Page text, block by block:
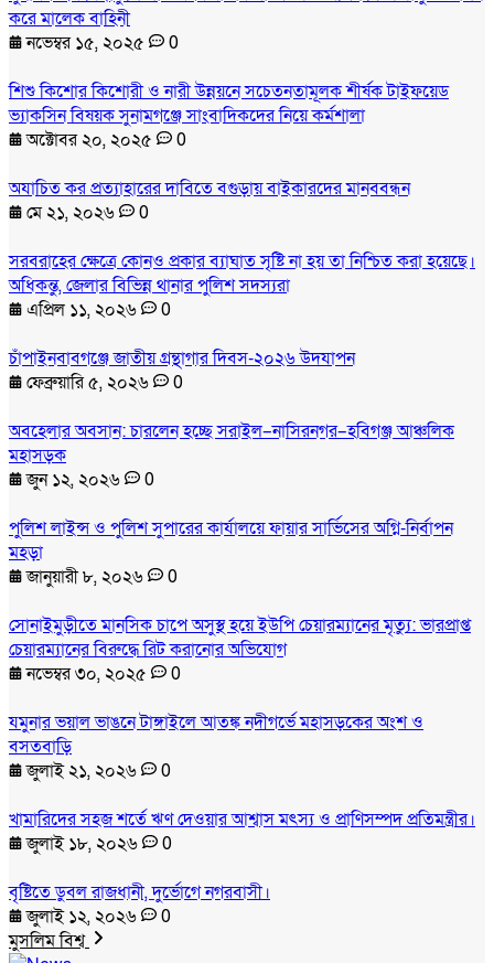
করে মালেক বাহিনী
নভেম্বর ১৫, ২০২৫
0
শিশু কিশোর কিশোরী ও নারী উন্নয়নে সচেতনতামূলক শীর্ষক টাইফয়েড
ভ্যাকসিন বিষয়ক সুনামগঞ্জে সাংবাদিকদের নিয়ে কর্মশালা
অক্টোবর ২০, ২০২৫
0
অযাচিত কর প্রত্যাহারের দাবিতে বগুড়ায় বাইকারদের মানববন্ধন
মে ২১, ২০২৬
0
সরবরাহের ক্ষেত্রে কোনও প্রকার ব্যাঘাত সৃষ্টি না হয় তা নিশ্চিত করা হয়েছে।
অধিকন্তু, জেলার বিভিন্ন থানার পুলিশ সদস্যরা
এপ্রিল ১১, ২০২৬
0
চাঁপাইনবাবগঞ্জে জাতীয় গ্রন্থাগার দিবস-২০২৬ উদযাপন
ফেব্রুয়ারি ৫, ২০২৬
0
অবহেলার অবসান: চারলেন হচ্ছে সরাইল–নাসিরনগর–হবিগঞ্জ আঞ্চলিক
মহাসড়ক
জুন ১২, ২০২৬
0
পুলিশ লাইন্স ও পুলিশ সুপারের কার্যালয়ে ফায়ার সার্ভিসের অগ্নি-নির্বাপন
মহড়া
জানুয়ারী ৮, ২০২৬
0
সোনাইমুড়ীতে মানসিক চাপে অসুস্থ হয়ে ইউপি চেয়ারম্যানের মৃত্যু: ভারপ্রাপ্ত
চেয়ারম্যানের বিরুদ্ধে রিট করানোর অভিযোগ
নভেম্বর ৩০, ২০২৫
0
যমুনার ভয়াল ভাঙনে টাঙ্গাইলে আতঙ্ক নদীগর্ভে মহাসড়কের অংশ ও
বসতবাড়ি
জুলাই ২১, ২০২৬
0
খামারিদের সহজ শর্তে ঋণ দেওয়ার আশ্বাস মৎস্য ও প্রাণিসম্পদ প্রতিমন্ত্রীর।
জুলাই ১৮, ২০২৬
0
বৃষ্টিতে ডুবল রাজধানী, দুর্ভোগে নগরবাসী।
জুলাই ১২, ২০২৬
0
মুসলিম বিশ্ব